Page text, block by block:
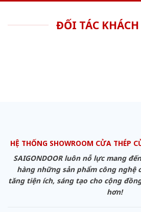
ĐỐI TÁC
HỆ THỐNG SHOWROOM CỬA THÉP
SAIGONDOOR luôn nỗ lực mang
hàng những sản phẩm công nghệ
tăng tiện ích, sáng tạo cho cộng
hơn!